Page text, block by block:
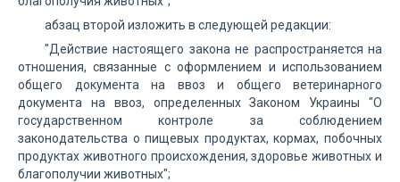
абзац второй изложить в следующей редакции:
"Действие настоящего закона не распространяется на
отношения, связанные с оформлением и использованием
общего документа на ввоз и общего ветеринарного
документа на ввоз, определенных Законом Украины "О
государственном контроле за соблюдением
законодательства о пищевых продуктах, кормах, побочных
продуктах животного происхождения, здоровье животных и
благополучии животных";